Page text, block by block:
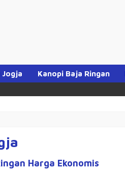
Jogja Kanopi Baja Ringan
Harga Ekonomis